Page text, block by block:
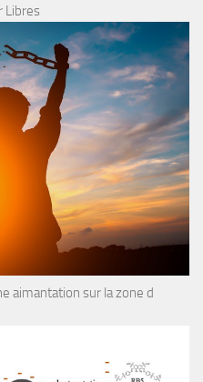
Libres
aimantation sur la zone d